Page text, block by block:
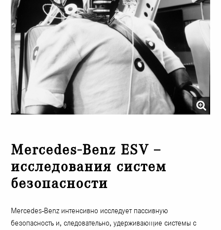
Mercedes-Benz ESV –
исследования систем
безопасности
Mercedes-Benz интенсивно исследует пассивную
безопасность и, следовательно, удерживающие системы с